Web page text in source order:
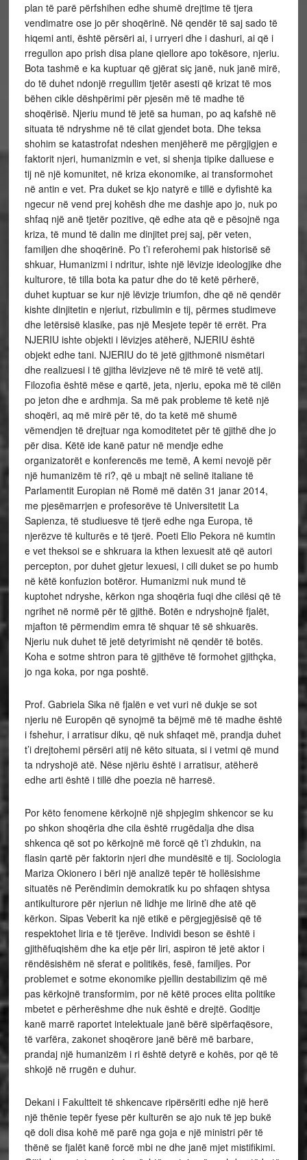
plan të parë përfshihen edhe shumë drejtime të tjera
vendimatre ose jo për shoqërinë. Në qendër të saj sado të
hiqemi anti, është përsëri ai, i urryeri dhe i dashuri, ai që i
rregullon apo prish disa plane qiellore apo tokësore, njeriu.
Bota tashmë e ka kuptuar që gjërat siç janë, nuk janë mirë,
do të duhet ndonjë rregullim tjetër asesti që krizat të mos
bëhen cikle dëshpërimi për pjesën më të madhe të
shoqërisë. Njeriu mund të jetë sa human, po aq kafshë në
situata të ndryshme në të cilat gjendet bota. Dhe teksa
shohim se katastrofat ndeshen menjëherë me përgjigjen e
faktorit njeri, humanizmin e vet, si shenja tipike dalluese e
tij në një komunitet, në kriza ekonomike, ai transformohet
në antin e vet. Pra duket se kjo natyrë e tillë e dyfishtë ka
ngecur në vend prej kohësh dhe me dashje apo jo, nuk po
shfaq një anë tjetër pozitive, që edhe ata që e pësojnë nga
kriza, të mund të dalin me dinjitet prej saj, për veten,
familjen dhe shoqërinë. Po t’i referohemi pak historisë së
shkuar, Humanizmi i ndritur, ishte një lëvizje ideologjike dhe
kulturore, të tilla bota ka patur dhe do të ketë përherë,
duhet kuptuar se kur një lëvizje triumfon, dhe që në qendër
kishte dinjitetin e njeriut, rizbulimin e tij, përmes studimeve
dhe letërsisë klasike, pas një Mesjete tepër të errët. Pra
NJERIU ishte objekti i lëvizjes atëherë, NJERIU është
objekt edhe tani. NJERIU do të jetë gjithmonë nismëtari
dhe realizuesi i të gjitha lëvizjeve në të mirë të vetë atij.
Filozofia është mëse e qartë, jeta, njeriu, epoka më të cilën
po jeton dhe e ardhmja. Sa më pak probleme të ketë një
shoqëri, aq më mirë për të, do ta ketë më shumë
vëmendjen të drejtuar nga komoditetet për të gjithë dhe jo
për disa. Këtë ide kanë patur në mendje edhe
organizatorët e konferencës me temë, A kemi nevojë për
një humanizëm të ri?, që u mbajt në selinë italiane të
Parlamentit Europian në Romë më datën 31 janar 2014,
me pjesëmarrjen e profesorëve të Universitetit La
Sapienza, të studiuesve të tjerë edhe nga Europa, të
njerëzve të kulturës e të tjerë. Poeti Elio Pekora në kumtin
e vet theksoi se e shkruara ia kthen lexuesit atë që autori
percepton, por duhet gjetur lexuesi, i cili duket se po humb
në këtë konfuzion botëror. Humanizmi nuk mund të
kuptohet ndryshe, kërkon nga shoqëria fuqi dhe cilësi që të
ngrihet në normë për të gjithë. Botën e ndryshojnë fjalët,
mjafton të përmendim emra të shquar të së shkuarës.
Njeriu nuk duhet të jetë detyrimisht në qendër të botës.
Koha e sotme shtron para të gjithëve të formohet gjithçka,
jo nga koka, por nga poshtë.
Prof. Gabriela Sika në fjalën e vet vuri në dukje se sot
njeriu në Europën që synojmë ta bëjmë më të madhe është
i fshehur, i arratisur diku, që nuk shfaqet më, prandja duhet
t’i drejtohemi përsëri atij në këto situata, si i vetmi që mund
ta ndryshojë atë. Nëse njëriu është i arratisur, atëherë
edhe arti është i tillë dhe poezia në harresë.
Por këto fenomene kërkojnë një shpjegim shkencor se ku
po shkon shoqëria dhe cila është rrugëdalja dhe disa
shkenca që sot po kërkojnë më forcë që t’i zhdukin, na
flasin qartë për faktorin njeri dhe mundësitë e tij. Sociologia
Mariza Okionero i bëri një analizë tepër të hollësishme
situatës në Perëndimin demokratik ku po shfaqen shtysa
antikulturore për njeriun në lidhje me lirinë dhe atë që
kërkon. Sipas Veberit ka një etikë e përgjegjësisë që të
respektohet liria e të tjerëve. Individi beson se është i
gjithëfuqishëm dhe ka etje për liri, aspiron të jetë aktor i
rëndësishëm në sferat e politikës, fesë, familjes. Por
problemet e sotme ekonomike pjellin destabilizim që më
pas kërkojnë transformim, por në këtë proces elita politike
mbetet e përherëshme dhe nuk është e drejtë. Goditje
kanë marrë raportet intelektuale janë bërë sipërfaqësore,
të varfëra, zakonet shoqërore janë bërë më barbare,
prandaj një humanizëm i ri është detyrë e kohës, por që të
shkojë në rrugën e duhur.
Dekani i Fakultteit të shkencave ripërsëriti edhe një herë
një thënie tepër fyese për kulturën se ajo nuk të jep bukë
që doli disa kohë më parë nga goja e një ministri për të
thënë se fjalët kanë forcë mbi ne dhe janë mjet mistifikimi.